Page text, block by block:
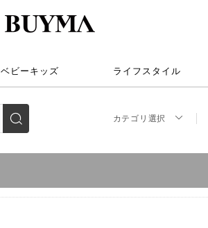
ベビーキッズ ライフスタイル
カテゴリ選択